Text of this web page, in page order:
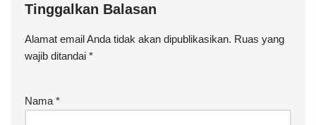
Tinggalkan Balasan
Alamat email Anda tidak akan dipublikasikan. Ruas yang
wajib ditandai *
Nama *